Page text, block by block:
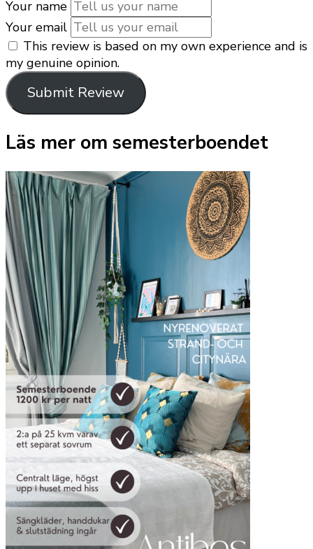
Your name
Your email
This review is based on my own experience and is
my genuine opinion.
Submit Review
Läs mer om semesterboendet